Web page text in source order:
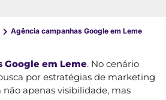
Agência campanhas Google em Leme
Google em Leme. No cenário
por estratégias de marketing
apenas visibilidade, mas